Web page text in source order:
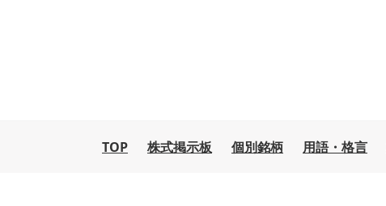
TOP 株式掲示板 個別銘柄 用語・格言